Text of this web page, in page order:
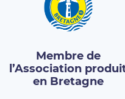
Membre de
l’Association
en Bretagne